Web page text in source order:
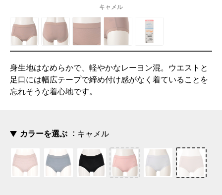
キャメル
身生地はなめらかで、軽やかなレーヨン混。ウエストと
足口には幅広テープで締め付け感がなく着ていることを
忘れそうな着心地です。
カラーを選ぶ キャメル